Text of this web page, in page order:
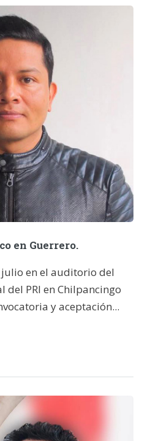
en Guerrero.
en el auditorio del
PRI en Chilpancingo
y aceptación...